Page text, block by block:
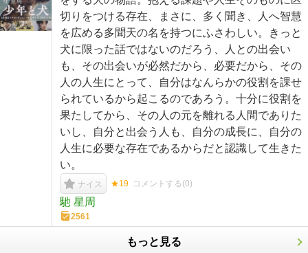
切りをつける存在、まさに、多く聞き、人へ智慧
を広める多聞天の名を持つにふさわしい。きっと
犬に限った話ではないのだろう、人との出会い
も、その出会いが必然だから、必要だから、その
人の人生にとって、自分はなんらかの役割を課せ
られているから起こるのであろう。十分に役割を
果たしてから、その人の元を離れる人間でありた
いし、自分と出会う人も、自分の成長に、自分の
人生に必要な存在であるからだと認識して生きた
い。
ナイス ★19 コメントする(0)
馳 星周
2561
もっと見る